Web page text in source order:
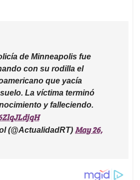
de Minneapolis fue
con su rodilla el
que yacía
La víctima terminó
y falleciendo.
(@ActualidadRT) May 26,